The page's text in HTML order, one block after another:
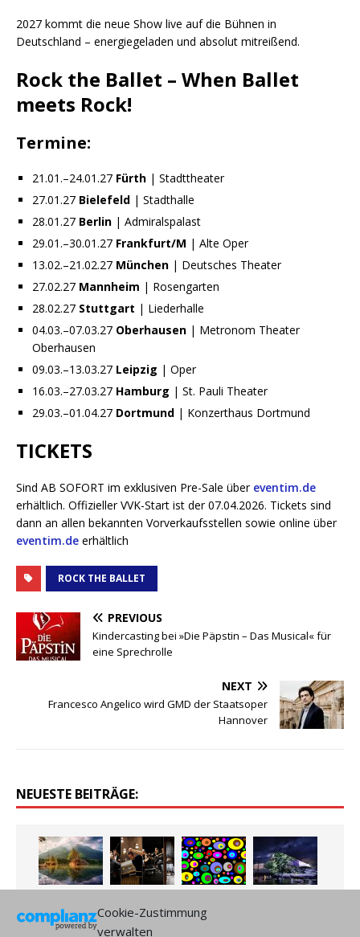
Cookie-Zustimmung
verwalten
2027 kommt die neue Show live auf die Bühnen in
Deutschland – energiegeladen und absolut mitreißend.
Rock the Ballet – When Ballet
meets Rock!
Termine:
21.01.–24.01.27 Fürth | Stadttheater
27.01.27 Bielefeld | Stadthalle
28.01.27 Berlin | Admiralspalast
29.01.–30.01.27 Frankfurt/M | Alte Oper
13.02.–21.02.27 München | Deutsches Theater
27.02.27 Mannheim | Rosengarten
28.02.27 Stuttgart | Liederhalle
04.03.–07.03.27 Oberhausen | Metronom Theater
Oberhausen
09.03.–13.03.27 Leipzig | Oper
16.03.–27.03.27 Hamburg | St. Pauli Theater
29.03.–01.04.27 Dortmund | Konzerthaus Dortmund
TICKETS
Sind AB SOFORT im exklusiven Pre-Sale über eventim.de
erhältlich. Offizieller VVK-Start ist der 07.04.2026. Tickets sind
dann an allen bekannten Vorverkaufsstellen sowie online über
eventim.de erhältlich
ROCK THE BALLET
PREVIOUS
Kindercasting bei »Die Päpstin – Das Musical« für
eine Sprechrolle
NEXT
Francesco Angelico wird GMD der Staatsoper
Hannover
NEUESTE BEITRÄGE: